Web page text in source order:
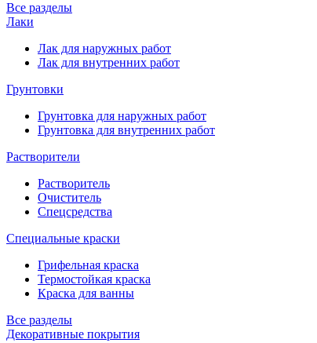
Все разделы
Лаки
Лак для наружных работ
Лак для внутренних работ
Грунтовки
Грунтовка для наружных работ
Грунтовка для внутренних работ
Растворители
Растворитель
Очиститель
Спецсредства
Специальные краски
Грифельная краска
Термостойкая краска
Краска для ванны
Все разделы
Декоративные покрытия